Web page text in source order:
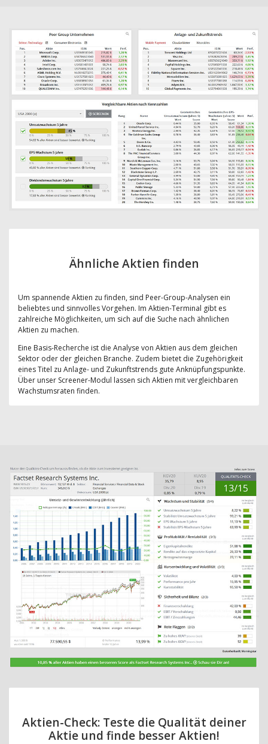
Ähnliche Aktien finden
Um spannende Aktien zu finden, sind Peer-Group-Analysen ein
beliebtes und sinnvolles Vorgehen. Im Aktien-Terminal gibt es
zahlreiche Möglichkeiten, um sich auf die Suche nach ähnlichen
Aktien zu machen.
Eine Basis-Recherche ist die Analyse von Aktien aus dem gleichen
Sektor oder der gleichen Branche. Zudem bietet die Zugehörigkeit
eines Titel zu Anlage- und Zukunftstrends gute Anknüpfungspunkte.
Über unser Screener-Modul lassen sich Aktien mit vergleichbaren
Wachstumsraten finden.
Aktien-Check: Teste die Qualität deiner
Aktie und finde besser Aktien!